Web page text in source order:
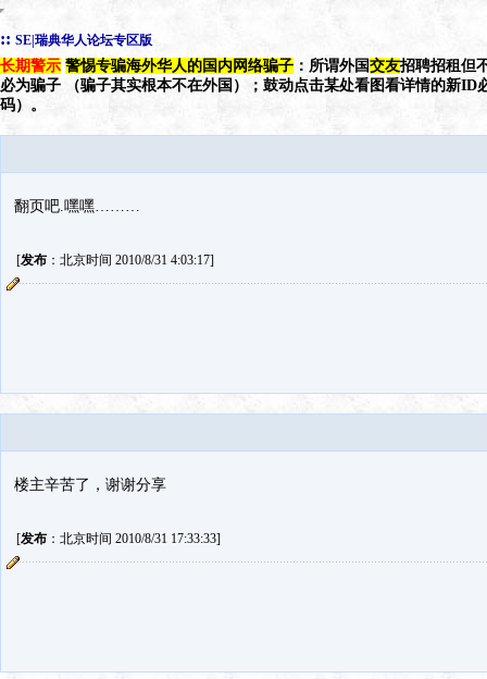
:: SE|瑞典华人论坛专区版
长期警示 警惕专骗海外华人的国内网络骗子 ：所谓外国交友招聘招租但
必为骗子 （骗子其实根本不在外国）；鼓动点击某处看图看详情的新ID
码）。
翻页吧.嘿嘿………
[发布：北京时间 2010/8/31 4:03:17]
楼主辛苦了，谢谢分享
[发布：北京时间 2010/8/31 17:33:33]